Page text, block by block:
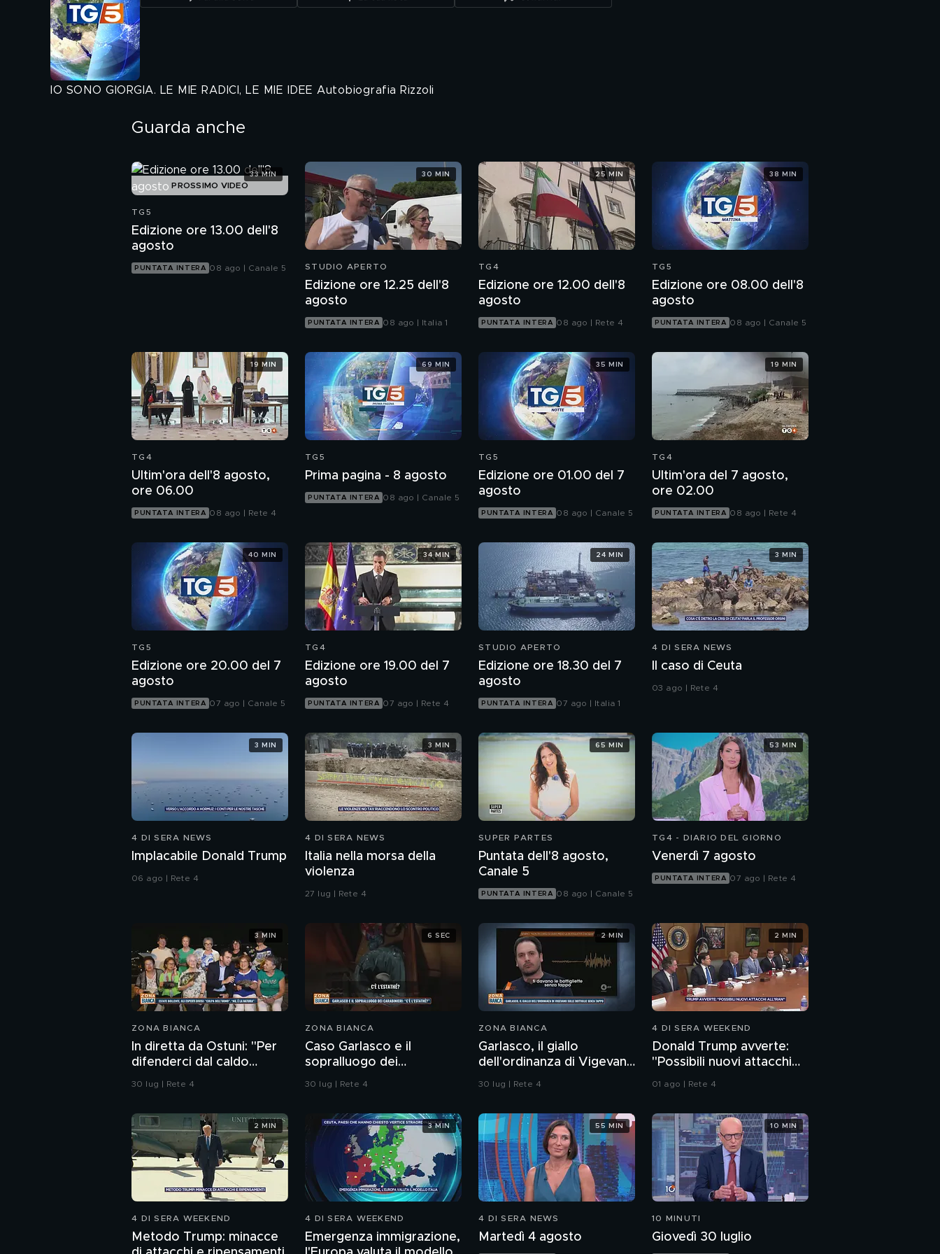
IO SONO GIORGIA. LE MIE RADICI, LE MIE IDEE Autobiografia Rizzoli
Guarda anche
PROSSIMO VIDEO
TG5
Edizione ore 13.00 dell'8
agosto
PUNTATA INTERA 08 ago | Canale 5
33 MIN
STUDIO APERTO
Edizione ore 12.25 dell'8
agosto
PUNTATA INTERA 08 ago | Italia 1
30 MIN
TG4
Edizione ore 12.00 dell'8
agosto
PUNTATA INTERA 08 ago | Rete 4
25 MIN
TG5
Edizione ore 08.00 dell'8
agosto
PUNTATA INTERA 08 ago | Canale 5
38 MIN
TG4
Ultim'ora dell'8 agosto,
ore 06.00
PUNTATA INTERA 08 ago | Rete 4
19 MIN
TG5
Prima pagina - 8 agosto
PUNTATA INTERA 08 ago | Canale 5
69 MIN
TG5
Edizione ore 01.00 del 7
agosto
PUNTATA INTERA 08 ago | Canale 5
35 MIN
TG4
Ultim'ora del 7 agosto,
ore 02.00
PUNTATA INTERA 08 ago | Rete 4
19 MIN
TG5
Edizione ore 20.00 del 7
agosto
PUNTATA INTERA 07 ago | Canale 5
40 MIN
TG4
Edizione ore 19.00 del 7
agosto
PUNTATA INTERA 07 ago | Rete 4
34 MIN
STUDIO APERTO
Edizione ore 18.30 del 7
agosto
PUNTATA INTERA 07 ago | Italia 1
24 MIN
4 DI SERA NEWS
Il caso di Ceuta
03 ago | Rete 4
3 MIN
4 DI SERA NEWS
Implacabile Donald Trump
06 ago | Rete 4
3 MIN
4 DI SERA NEWS
Italia nella morsa della
violenza
27 lug | Rete 4
3 MIN
SUPER PARTES
Puntata dell'8 agosto,
Canale 5
PUNTATA INTERA 08 ago | Canale 5
65 MIN
TG4 - DIARIO DEL GIORNO
Venerdì 7 agosto
PUNTATA INTERA 07 ago | Rete 4
53 MIN
ZONA BIANCA
In diretta da Ostuni: "Per
difenderci dal caldo
abbiamo solo i ventagli"
30 lug | Rete 4
3 MIN
ZONA BIANCA
Caso Garlasco e il
sopralluogo dei
Carabinieri
30 lug | Rete 4
6 SEC
ZONA BIANCA
Garlasco, il giallo
dell'ordinanza di Vigevano
sulle bottiglie senza
30 lug | Rete 4
2 MIN
4 DI SERA WEEKEND
Donald Trump avverte:
"Possibili nuovi attacchi
all'Iran"
01 ago | Rete 4
2 MIN
4 DI SERA WEEKEND
Metodo Trump: minacce
2 MIN
4 DI SERA WEEKEND
Emergenza immigrazione,
3 MIN
4 DI SERA NEWS
Martedì 4 agosto
55 MIN
10 MINUTI
Giovedì 30 luglio
10 MIN